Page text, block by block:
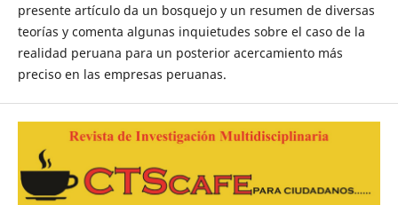
presente artículo da un bosquejo y un resumen de diversas
teorías y comenta algunas inquietudes sobre el caso de la
realidad peruana para un posterior acercamiento más
preciso en las empresas peruanas.